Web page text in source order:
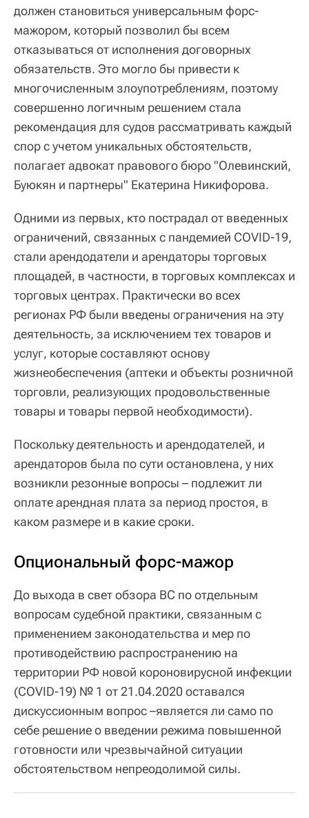
должен становиться универсальным форс-
мажором, который позволил бы всем
отказываться от исполнения договорных
обязательств. Это могло бы привести к
многочисленным злоупотреблениям, поэтому
совершенно логичным решением стала
рекомендация для судов рассматривать каждый
спор с учетом уникальных обстоятельств,
полагает адвокат правового бюро "Олевинский,
Буюкян и партнеры" Екатерина Никифорова.
Одними из первых, кто пострадал от введенных
ограничений, связанных с пандемией COVID-19,
стали арендодатели и арендаторы торговых
площадей, в частности, в торговых комплексах и
торговых центрах. Практически во всех
регионах РФ были введены ограничения на эту
деятельность, за исключением тех товаров и
услуг, которые составляют основу
жизнеобеспечения (аптеки и объекты розничной
торговли, реализующих продовольственные
товары и товары первой необходимости).
Поскольку деятельность и арендодателей, и
арендаторов была по сути остановлена, у них
возникли резонные вопросы – подлежит ли
оплате арендная плата за период простоя, в
каком размере и в какие сроки.
Опциональный форс-мажор
До выхода в свет обзора ВС по отдельным
вопросам судебной практики, связанным с
применением законодательства и мер по
противодействию распространению на
территории РФ новой короновирусной инфекции
(COVID-19) № 1 от 21.04.2020 оставался
дискуссионным вопрос –является ли само по
себе решение о введении режима повышенной
готовности или чрезвычайной ситуации
обстоятельством непреодолимой силы.